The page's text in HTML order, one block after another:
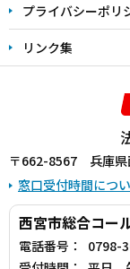
プライバシーポリ
リンク集
〒662-8567 兵庫県
窓口受付時間につ
西宮市総合コー
電話番号：
0798-